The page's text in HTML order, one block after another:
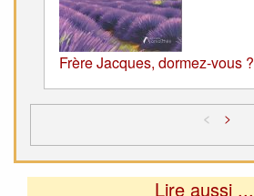
Frère Jacques, dormez-vous ?
< >
Lire aussi ...